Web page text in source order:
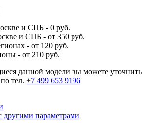
и СПБ - 0 руб.
и СПБ - от 350 руб.
- от 120 руб.
- от 210 руб.
данной модели вы можете уточнить
тел. +7 499 653 9196
другими параметрами